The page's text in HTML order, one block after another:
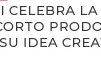
CELEBRA
IDEA